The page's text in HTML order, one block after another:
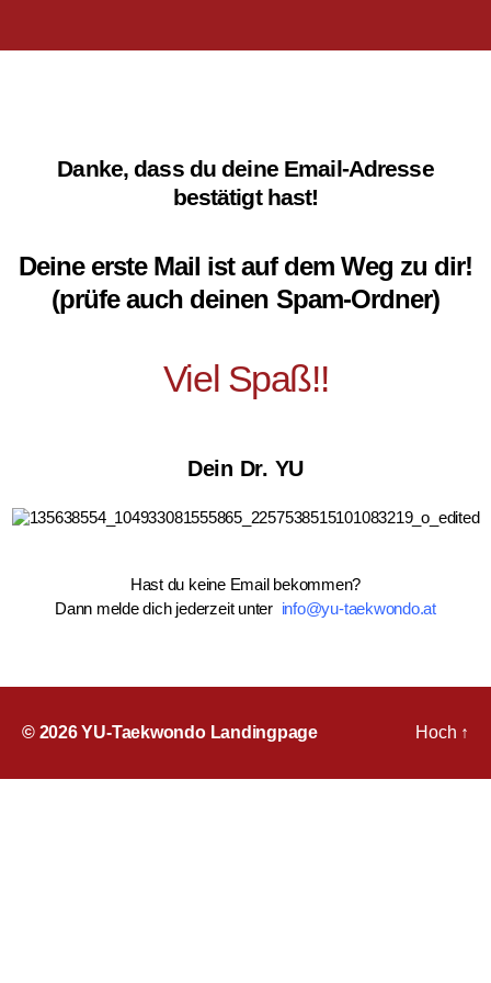
Danke, dass du deine Email-Adresse
bestätigt hast!
Deine erste Mail ist auf dem Weg zu dir!
(prüfe auch deinen Spam-Ordner)
Viel Spaß!!
Dein Dr. YU
Hast du keine Email bekommen?
Dann melde dich jederzeit unter info@yu-taekwondo.at
© 2026YU-Taekwondo Landingpage Hoch ↑